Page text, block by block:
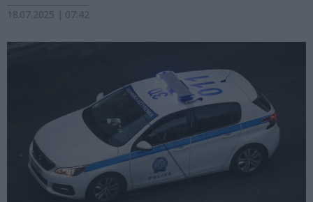
18.07.2025 | 07:42